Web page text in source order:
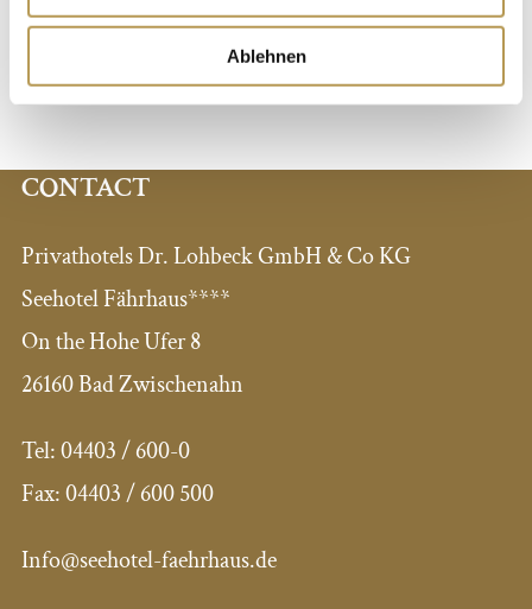
Ablehnen
WRITE E-MAIL
CONTACT
Privathotels Dr. Lohbeck GmbH & Co KG
Seehotel Fährhaus****
On the Hohe Ufer 8
26160 Bad Zwischenahn
Tel:04403 / 600-0
Fax:04403 / 600 500
Info@seehotel-faehrhaus.de